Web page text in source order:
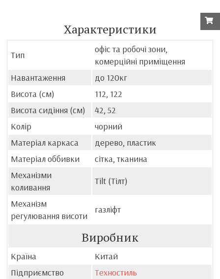
Характеристики
Тип
офіс та робочі зони,
комерційні приміщення
Навантаження
до 120кг
Висота (см)
112, 122
Висота сидіння (см)
42, 52
Колір
чорний
Матеріал каркаса
дерево, пластик
Матеріал оббивки
сітка, тканина
Механізми
коливання
Tilt (Тілт)
Механізм
регулювання висоти
газліфт
Виробник
Країна
Китай
Підприємство
Техностиль